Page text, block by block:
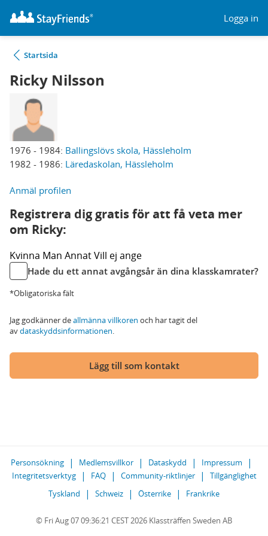
Logga in
Startsida
Ricky Nilsson
1976 - 1984: Ballingslövs skola, Hässleholm
1982 - 1986: Läredaskolan, Hässleholm
Anmäl profilen
Registrera dig gratis för att få veta mer
om Ricky:
Kvinna Man AnnatVill ej ange
Hade du ett annat avgångsår än dina klasskamrater?
*Obligatoriska fält
Jag godkänner deallmänna villkoren och har tagit del
avdataskyddsinformationen.
Lägg till som kontakt
Personsökning Medlemsvillkor Dataskydd
Impressum
Integritetsverktyg
FAQ Community-riktlinjer
Tillgänglighet
Tyskland
Schweiz Österrike Frankrike
© Fri Aug 07 09:36:21 CEST 2026 Klassträffen Sweden AB